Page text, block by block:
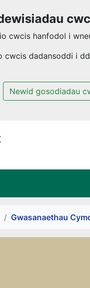
cwcis hanfodol i
cwcis dadansoddi i
Newid gosodiadau
Gwasanaethau